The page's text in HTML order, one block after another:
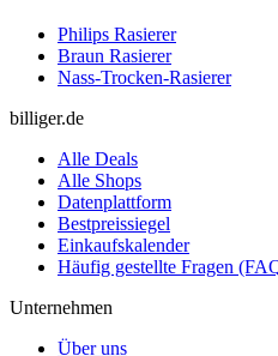
Philips Rasierer
Braun Rasierer
Nass-Trocken-Rasierer
billiger.de
Alle Deals
Alle Shops
Datenplattform
Bestpreissiegel
Einkaufskalender
Häufig gestellte Fragen
Unternehmen
Über uns